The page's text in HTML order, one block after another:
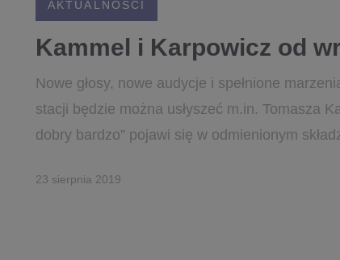
AKTUALNOŚCI
Kammel i Karpowicz od
Nowe głosy, nowe audycje i spełnione
stacji będzie można usłyszeć m.in. Tomasza
dobry bardzo” pojawi się w odmienionym
23 sierpnia 2019